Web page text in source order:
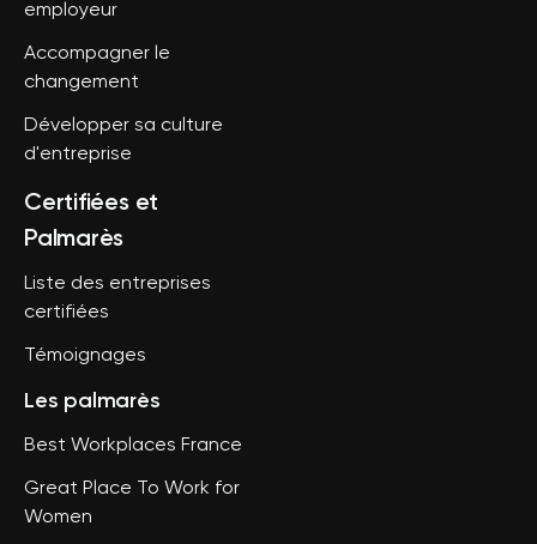
employeur
Accompagner le
changement
Développer sa culture
d'entreprise
Certifiées et
Palmarès
Liste des entreprises
certifiées
Témoignages
Les palmarès
Best Workplaces France
Great Place To Work for
Women